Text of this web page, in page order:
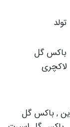
تولد
باکس گل
لاکچری
, باکس گل